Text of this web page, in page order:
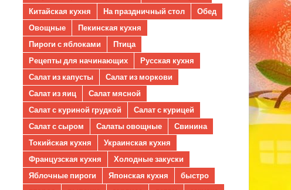
Китайская кухня
На праздничный стол
Обед
Овощные
Пекинская кухня
Пироги с яблоками
Птица
Рецепты для начинающих
Русская кухня
Салат из капусты
Салат из моркови
Салат из яиц
Салат мясной
Салат с куриной грудкой
Салат с курицей
Салат с сыром
Салаты овощные
Свинина
Токийская кухня
Украинская кухня
Французская кухня
Холодные закуски
Яблочные пироги
Японская кухня
быстро